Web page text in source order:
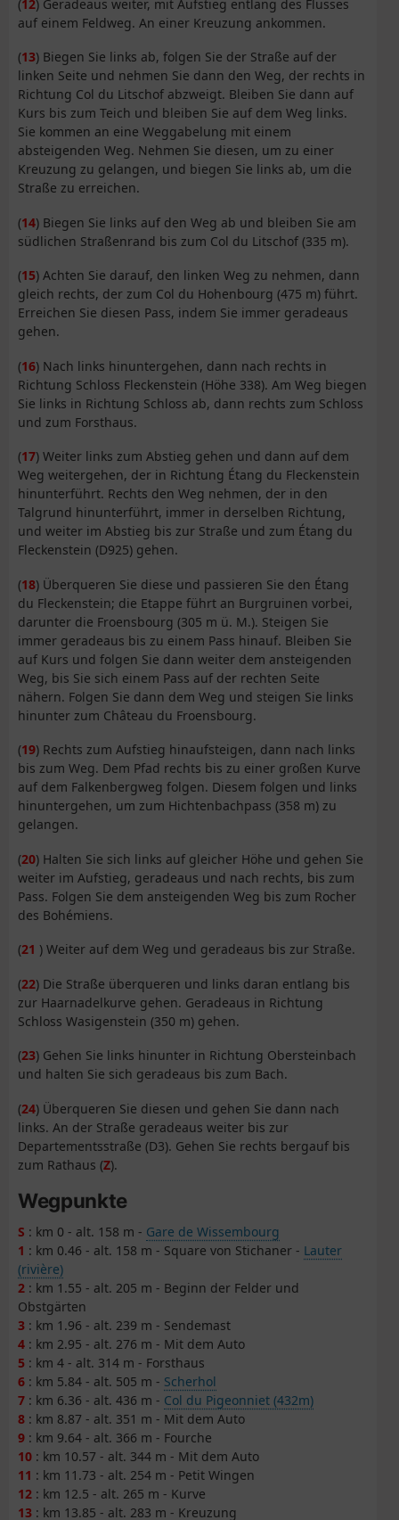
(12) Geradeaus weiter, mit Aufstieg entlang des Flusses
auf einem Feldweg. An einer Kreuzung ankommen.
(13) Biegen Sie links ab, folgen Sie der Straße auf der
linken Seite und nehmen Sie dann den Weg, der rechts in
Richtung Col du Litschof abzweigt. Bleiben Sie dann auf
Kurs bis zum Teich und bleiben Sie auf dem Weg links.
Sie kommen an eine Weggabelung mit einem
absteigenden Weg. Nehmen Sie diesen, um zu einer
Kreuzung zu gelangen, und biegen Sie links ab, um die
Straße zu erreichen.
(14) Biegen Sie links auf den Weg ab und bleiben Sie am
südlichen Straßenrand bis zum Col du Litschof (335 m).
(15) Achten Sie darauf, den linken Weg zu nehmen, dann
gleich rechts, der zum Col du Hohenbourg (475 m) führt.
Erreichen Sie diesen Pass, indem Sie immer geradeaus
gehen.
(16) Nach links hinuntergehen, dann nach rechts in
Richtung Schloss Fleckenstein (Höhe 338). Am Weg biegen
Sie links in Richtung Schloss ab, dann rechts zum Schloss
und zum Forsthaus.
(17) Weiter links zum Abstieg gehen und dann auf dem
Weg weitergehen, der in Richtung Étang du Fleckenstein
hinunterführt. Rechts den Weg nehmen, der in den
Talgrund hinunterführt, immer in derselben Richtung,
und weiter im Abstieg bis zur Straße und zum Étang du
Fleckenstein (D925) gehen.
(18) Überqueren Sie diese und passieren Sie den Étang
du Fleckenstein; die Etappe führt an Burgruinen vorbei,
darunter die Froensbourg (305 m ü. M.). Steigen Sie
immer geradeaus bis zu einem Pass hinauf. Bleiben Sie
auf Kurs und folgen Sie dann weiter dem ansteigenden
Weg, bis Sie sich einem Pass auf der rechten Seite
nähern. Folgen Sie dann dem Weg und steigen Sie links
hinunter zum Château du Froensbourg.
(19) Rechts zum Aufstieg hinaufsteigen, dann nach links
bis zum Weg. Dem Pfad rechts bis zu einer großen Kurve
auf dem Falkenbergweg folgen. Diesem folgen und links
hinuntergehen, um zum Hichtenbachpass (358 m) zu
gelangen.
(20) Halten Sie sich links auf gleicher Höhe und gehen Sie
weiter im Aufstieg, geradeaus und nach rechts, bis zum
Pass. Folgen Sie dem ansteigenden Weg bis zum Rocher
des Bohémiens.
(21 ) Weiter auf dem Weg und geradeaus bis zur Straße.
(22) Die Straße überqueren und links daran entlang bis
zur Haarnadelkurve gehen. Geradeaus in Richtung
Schloss Wasigenstein (350 m) gehen.
(23) Gehen Sie links hinunter in Richtung Obersteinbach
und halten Sie sich geradeaus bis zum Bach.
(24) Überqueren Sie diesen und gehen Sie dann nach
links. An der Straße geradeaus weiter bis zur
Departementsstraße (D3). Gehen Sie rechts bergauf bis
zum Rathaus (Z).
Wegpunkte
S : km 0 - alt. 158 m - Gare de Wissembourg
1 : km 0.46 - alt. 158 m - Square von Stichaner - Lauter
(rivière)
2 : km 1.55 - alt. 205 m - Beginn der Felder und
Obstgärten
3 : km 1.96 - alt. 239 m - Sendemast
4 : km 2.95 - alt. 276 m - Mit dem Auto
5 : km 4 - alt. 314 m - Forsthaus
6 : km 5.84 - alt. 505 m - Scherhol
7 : km 6.36 - alt. 436 m - Col du Pigeonniet (432m)
8 : km 8.87 - alt. 351 m - Mit dem Auto
9 : km 9.64 - alt. 366 m - Fourche
10 : km 10.57 - alt. 344 m - Mit dem Auto
11 : km 11.73 - alt. 254 m - Petit Wingen
12 : km 12.5 - alt. 265 m - Kurve
13 : km 13.85 - alt. 283 m - Kreuzung